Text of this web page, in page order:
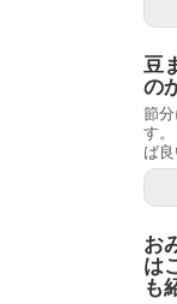
豆
の
節
す
ば
お
は
も